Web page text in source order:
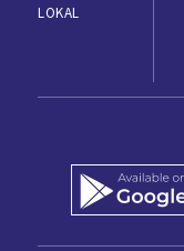
LOKAL